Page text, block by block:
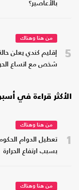
بالأعاصير؟
5
من هنا وهناك
شخص مع اتساع
الأكثر قراءة في
1
من هنا وهناك
بسبب ارتفاع الحرارة
من هنا وهناك